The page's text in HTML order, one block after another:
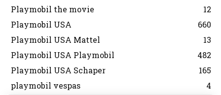
Playmobil the movie
12
Playmobil USA
660
Playmobil USA Mattel
13
Playmobil USA Playmobil
482
Playmobil USA Schaper
165
playmobil vespas
4